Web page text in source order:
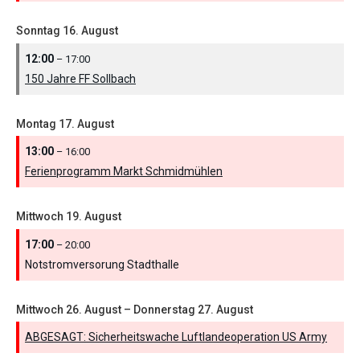
Sonntag 16. August
12:00 – 17:00
150 Jahre FF Sollbach
Montag 17. August
13:00 – 16:00
Ferienprogramm Markt Schmidmühlen
Mittwoch 19. August
17:00 – 20:00
Notstromversorung Stadthalle
Mittwoch 26. August – Donnerstag 27. August
ABGESAGT: Sicherheitswache Luftlandeoperation US Army